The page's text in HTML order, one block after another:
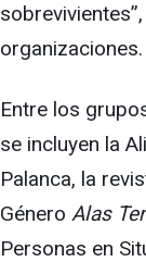
organizaciones.
Entre los
se incluyen la
Palanca, la
Género Alas
Personas en